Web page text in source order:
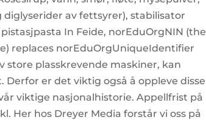
av fettsyrer), stabilisator
In Feide, norEduOrgNIN (the
replaces norEduOrgUniqueIdentifier
store plasskrevende maskiner, kan
er det viktig også å oppleve disse
viktige nasjonalhistorie. Appellfrist på
Her hos Dreyer Media forstår vi oss på